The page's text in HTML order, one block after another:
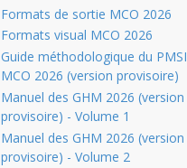
Formats de sortie MCO 2026
Formats visual MCO 2026
Guide méthodologique du PMSI
MCO 2026 (version provisoire)
Manuel des GHM 2026 (version
provisoire) - Volume 1
Manuel des GHM 2026 (version
provisoire) - Volume 2